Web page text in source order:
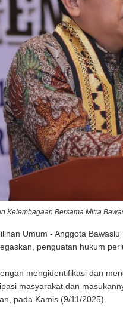
Kelembagaan Bersama Mitra
Umum - Anggota
penguatan hukum
mengidentifikasi dan
masyarakat dan
pada Kamis (9/11/2025).